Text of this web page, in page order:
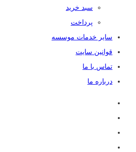
سبد خرید
پرداخت
سایر خدمات موسسه
قوانین سایت
تماس با ما
درباره ما